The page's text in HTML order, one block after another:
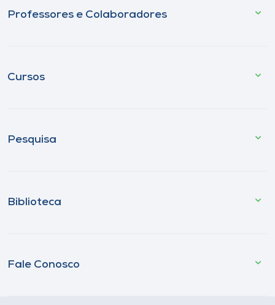
Professores e Colaboradores
Cursos
Pesquisa
Biblioteca
Fale Conosco